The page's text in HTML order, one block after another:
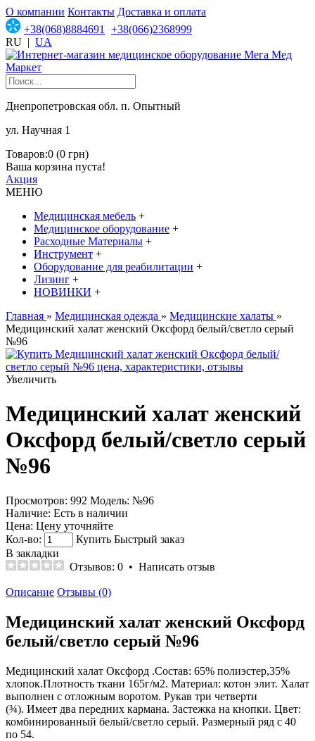
О компании Контакты Доставка и оплата
+38(068)8884691
+38(066)2368999
RU | UA
Днепропетровская обл. п. Опытный
ул. Научная 1
Товаров:0 (0 грн)
Ваша корзина пуста!
Акция
МЕНЮ
Медицинская мебель +
Медицинское оборудование +
Расходные Материалы +
Инструмент +
Оборудование для реабилитации +
Лизинг +
НОВИНКИ +
Главная » Медицинская одежда » Медицинские халаты »
Медицинский халат женский Оксфорд белый/светло серый
№96
Увеличить
Медицинский халат женский
Оксфорд белый/светло серый
№96
Просмотров: 992 Модель: №96
Наличие: Есть в наличии
Цена: Цену уточняйте
Кол-во:
Купить Быстрый заказ
В закладки
Отзывов: 0 • Написать отзыв
Описание Отзывы (0)
Медицинский халат женский Оксфорд
белый/светло серый №96
Медицинский халат Оксфорд .Состав: 65% полиэстер,35%
хлопок.Плотность ткани 165г/м2. Материал: котон элит. Халат
выполнен с отложным воротом. Рукав три четверти
(¾). Имеет два передних кармана. Застежка на кнопки. Цвет:
комбинированный белый/светло серый. Размерный ряд с 40
по 54.